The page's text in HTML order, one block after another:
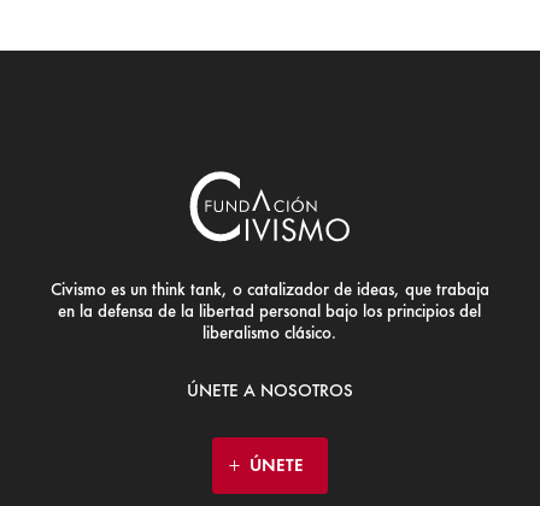
Civismo es un think tank, o catalizador de ideas, que trabaja
en la defensa de la libertad personal bajo los principios del
liberalismo clásico.
ÚNETE A NOSOTROS
ÚNETE